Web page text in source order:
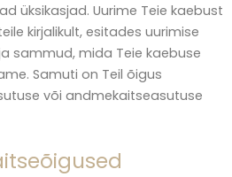
üksikasjad. Uurime Teie kaebust
kirjalikult, esitades uurimise
sammud, mida Teie kaebuse
Samuti on Teil õigus
või andmekaitseasutuse